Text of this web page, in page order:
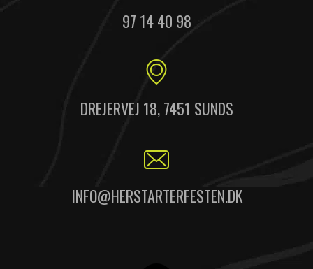
97 14 40 98
DREJERVEJ 18, 7451 SUNDS
INFO@HERSTARTERFESTEN.DK